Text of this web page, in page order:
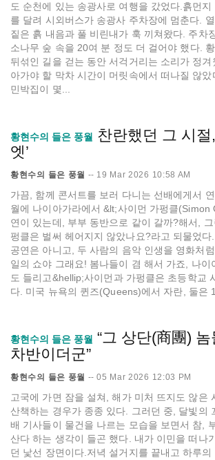
도 순천에 있는 송광사로 여행을 갔었다.흙먼지
를 달려 시외버스가 송광사 주차장에 멈춘다.
짙은 흙 내음과 풀 비린내가 훅 끼쳐왔다. 주차
소나무 숲 속을 20여 분 정도 더 걸어야 했다.
뒤섞인 길을 걷는 동안 서걱거리는 소리가 정
아가야 할 막차 시간이 머릿속에서 떠나질 않았
민박집이 몇...
황현수의 들은 풍월
찬란했던 그 시절
엣’
황현수의 들은 풍월 -- 19 Mar 2026 10:58 AM
가끔, 함께 콘서트를 보러 다니는 선배에게서
월에 나이아가라에서 &lt;사이먼 가펑클(Simon
연이 있는데, 부부 동반으로 같이 갈까?해서,
펑클은 벌써 헤어지지 않았나요?라고 되물었
공연은 아니고, 두 사람의 음악 인생을 영화처
일의 쇼야 그래요! 봄나들이 겸 해서 가죠, 나이
도 들리고&hellip;사이먼과 가펑클은 초등학교
다. 미국 뉴욕의 퀸즈(Queens)에서 자란, 둘은
황현수의 들은 풍월 “그 상단(商團)
차반이더군”
황현수의 들은 풍월 -- 05 Mar 2026 12:03 PM
고국에 가면 잠을 설쳐, 해가 미처 뜨지도 않은
산책하는 경우가 종종 있다. 그러던 중, 달빛의
배 기사들이 물건을 나르는 모습을 보면서 참,
산다 하는 생각이 들곤 했다. 내가 이민을 떠나
던 낯선 장면이다.저녁 설거지를 끝내고 하루